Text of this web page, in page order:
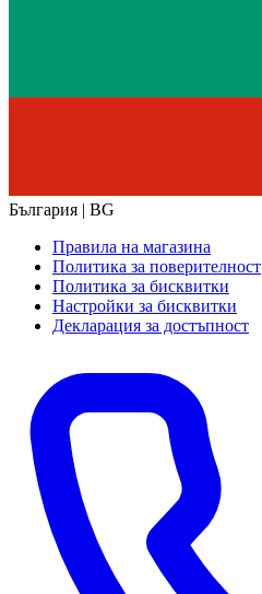
България | BG
Правила на магазина
Политика за поверителност
Политика за бисквитки
Настройки за бисквитки
Декларация за достъпност